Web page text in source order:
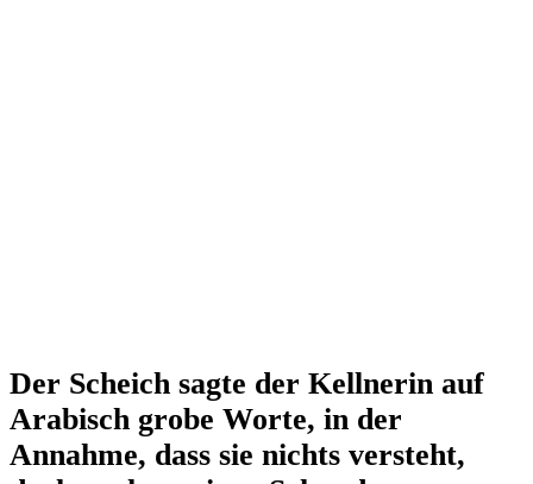
Der Scheich sagte der Kellnerin auf
Arabisch grobe Worte, in der
Annahme, dass sie nichts versteht,